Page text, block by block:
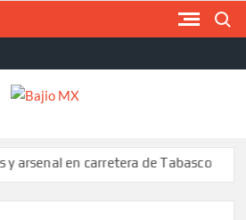
en carretera de Tabasco